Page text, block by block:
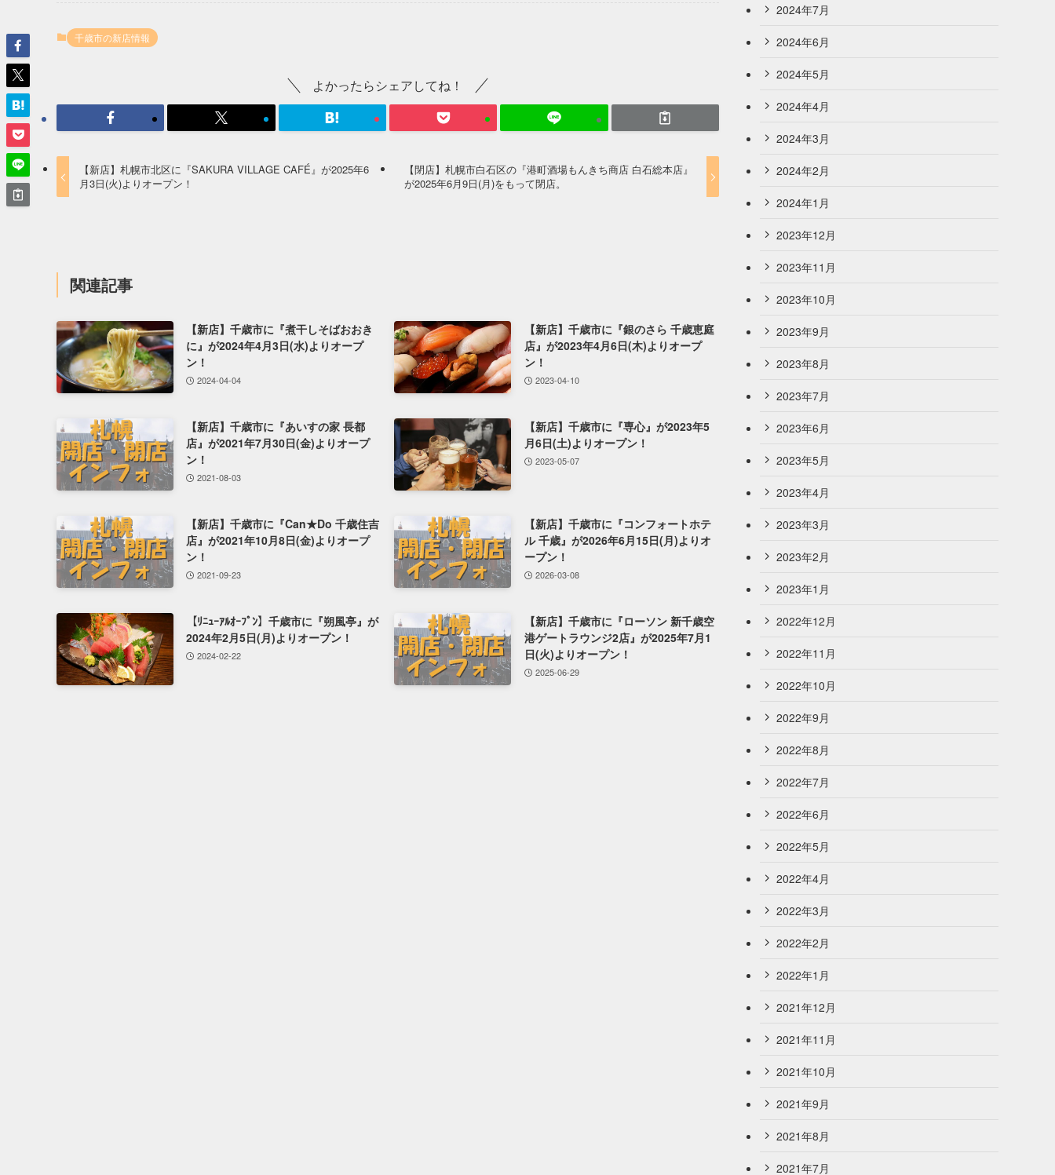
千歳市の新店情報
よかったらシェアしてね！
【新店】札幌市北区に『SAKURA VILLAGE CAFÉ』が2025年6
月3日(火)よりオープン！
【閉店】札幌市白石区の『港町酒場もんきち商店 白石総本店』
が2025年6月9日(月)をもって閉店。
関連記事
【新店】千歳市に『煮干しそばおおき
に』が2024年4月3日(水)よりオープ
ン！
2024-04-04
【新店】千歳市に『銀のさら 千歳恵庭
店』が2023年4月6日(木)よりオープ
ン！
2023-04-10
【新店】千歳市に『あいすの家 長都
店』が2021年7月30日(金)よりオープ
ン！
2021-08-03
【新店】千歳市に『専心』が2023年5
月6日(土)よりオープン！
2023-05-07
【新店】千歳市に『Can★Do 千歳住吉
店』が2021年10月8日(金)よりオープ
ン！
2021-09-23
【新店】千歳市に『コンフォートホテ
ル 千歳』が2026年6月15日(月)よりオ
ープン！
2026-03-08
【ﾘﾆｭｰｱﾙｵｰﾌﾟﾝ】千歳市に『朔風亭』が
2024年2月5日(月)よりオープン！
2024-02-22
【新店】千歳市に『ローソン 新千歳空
港ゲートラウンジ2店』が2025年7月1
日(火)よりオープン！
2025-06-29
2024年7月
2024年6月
2024年5月
2024年4月
2024年3月
2024年2月
2024年1月
2023年12月
2023年11月
2023年10月
2023年9月
2023年8月
2023年7月
2023年6月
2023年5月
2023年4月
2023年3月
2023年2月
2023年1月
2022年12月
2022年11月
2022年10月
2022年9月
2022年8月
2022年7月
2022年6月
2022年5月
2022年4月
2022年3月
2022年2月
2022年1月
2021年12月
2021年11月
2021年10月
2021年9月
2021年8月
2021年7月